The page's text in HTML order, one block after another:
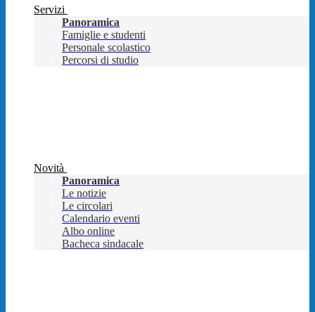
Servizi
Panoramica
Famiglie e studenti
Personale scolastico
Percorsi di studio
Novità
Panoramica
Le notizie
Le circolari
Calendario eventi
Albo online
Bacheca sindacale